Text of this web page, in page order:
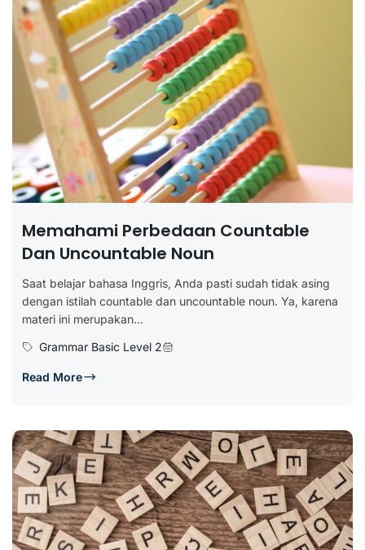
Memahami Perbedaan Countable
Dan Uncountable Noun
Saat belajar bahasa Inggris, Anda pasti sudah tidak asing
dengan istilah countable dan uncountable noun. Ya, karena
materi ini merupakan...
Grammar Basic Level 2
Read More